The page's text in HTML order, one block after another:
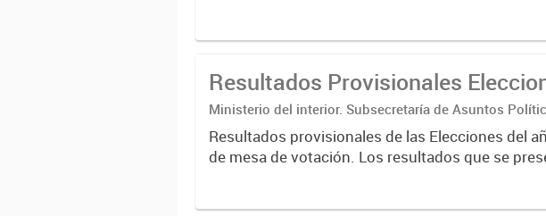
Resultados Provisionales
Ministerio del interior. Subsecretaría de Asuntos
Nacional Electoral
Resultados provisionales de las Elecciones del
de mesa de votación. Los resultados que se